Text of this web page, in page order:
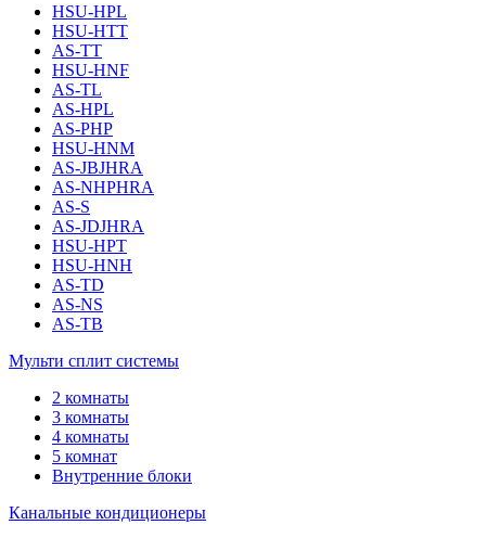
HSU-HPL
HSU-HTT
AS-TT
HSU-HNF
AS-TL
AS-HPL
AS-PHP
HSU-HNM
AS-JBJHRA
AS-NHPHRA
AS-S
AS-JDJHRA
HSU-HPT
HSU-HNH
AS-TD
AS-NS
AS-TB
Мульти сплит системы
2 комнаты
3 комнаты
4 комнаты
5 комнат
Внутренние блоки
Канальные кондиционеры